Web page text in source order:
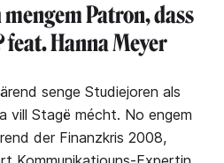
mengem Patron, dass
Hanna Meyer
senge Studiejoren als
Stagë mécht. No engem
der Finanzkris 2008,